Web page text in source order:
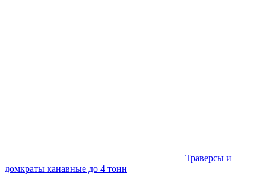
Траверсы и
домкраты канавные до 4 тонн